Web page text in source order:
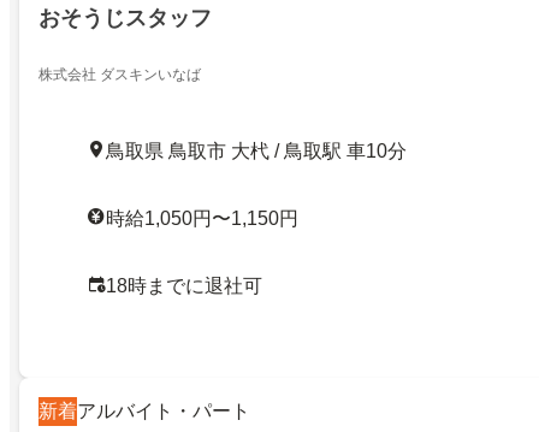
おそうじスタッフ
株式会社 ダスキンいなば
鳥取県 鳥取市 大杙 / 鳥取駅 車10分
時給1,050円〜1,150円
18時までに退社可
新着アルバイト・パート